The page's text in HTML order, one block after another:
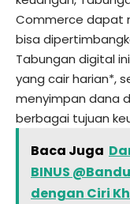
Commerce dapat
bisa
Tabungan digital
yang cair harian*,
menyimpan dana
berbagai tujuan
Baca Juga
BINUS
dengan Ciri